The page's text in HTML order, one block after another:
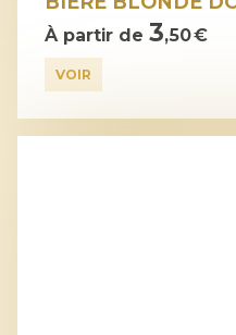
À partir de 3,50 €
VOIR